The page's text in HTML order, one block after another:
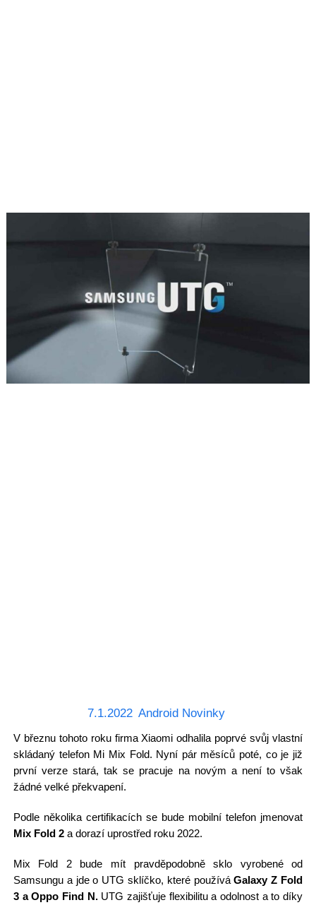
7.1.2022 Android Novinky
V březnu tohoto roku firma Xiaomi odhalila poprvé svůj vlastní
skládaný telefon Mi Mix Fold. Nyní pár měsíců poté, co je již
první verze stará, tak se pracuje na novým a není to však
žádné velké překvapení.
Podle několika certifikacích se bude mobilní telefon jmenovat
Mix Fold 2a dorazí uprostřed roku 2022.
Mix Fold 2 bude mít pravděpodobně sklo vyrobené od
Samsungu a jde o UTG sklíčko, které používáGalaxy Z Fold
3 a Oppo Find N.UTG zajišťuje flexibilitu a odolnost a to díky